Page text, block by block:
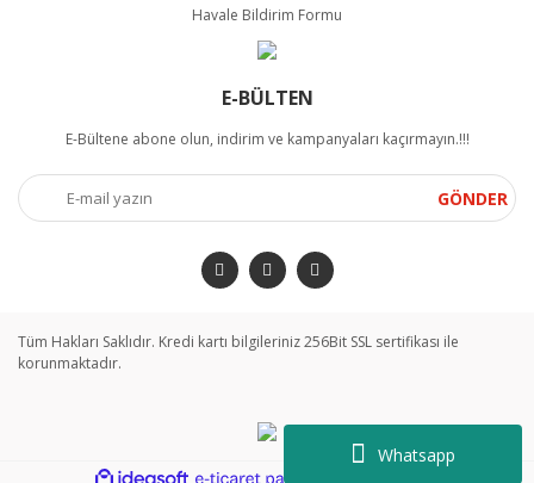
Whatsapp
Havale Bildirim Formu
E-BÜLTEN
E-Bültene abone olun, indirim ve kampanyaları kaçırmayın.!!!
GÖNDER
Tüm Hakları Saklıdır. Kredi kartı bilgileriniz 256Bit SSL sertifikası ile
korunmaktadır.
ideasoft